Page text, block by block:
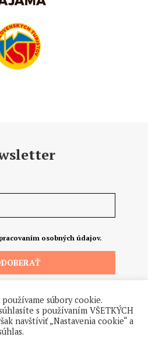
osobných údajov.
súbory cookie.
s používaním VŠETKÝCH
navštíviť „Nastavenia cookie“ a